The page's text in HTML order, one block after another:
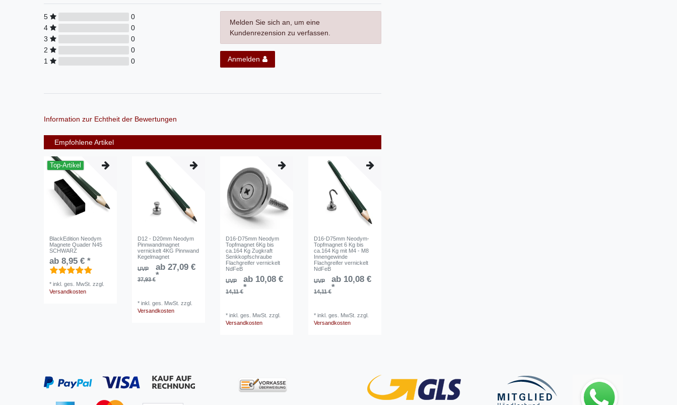
5
0
4
0
3
0
2
0
1
0
Melden Sie sich an, um eine
Kundenrezension zu verfassen.
Anmelden
Information zur Echtheit der Bewertungen
Empfohlene Artikel
Top-Artikel
BlackEdition Neodym
Magnete Quader N45
SCHWARZ
ab 8,95 € *
*inkl. ges. MwSt. zzgl.
Versandkosten
D12 - D20mm Neodym
Pinnwandmagnet
vernickelt 4KG Pinnwand
Kegelmagnet
UVP
37,93 €
ab 27,09 €
*
*inkl. ges. MwSt. zzgl.
Versandkosten
D16-D75mm Neodym
Topfmagnet 6Kg bis
ca.164 Kg Zugkraft
Senkkopfschraube
Flachgreifer vernickelt
NdFeB
UVP
14,11 €
ab 10,08 €
*
*inkl. ges. MwSt. zzgl.
Versandkosten
D16-D75mm Neodym-
Topfmagnet 6 Kg bis
ca.164 Kg mit M4 - M8
Innengewinde
Flachgreifer vernickelt
NdFeB
UVP
14,11 €
ab 10,08 €
*
*inkl. ges. MwSt. zzgl.
Versandkosten